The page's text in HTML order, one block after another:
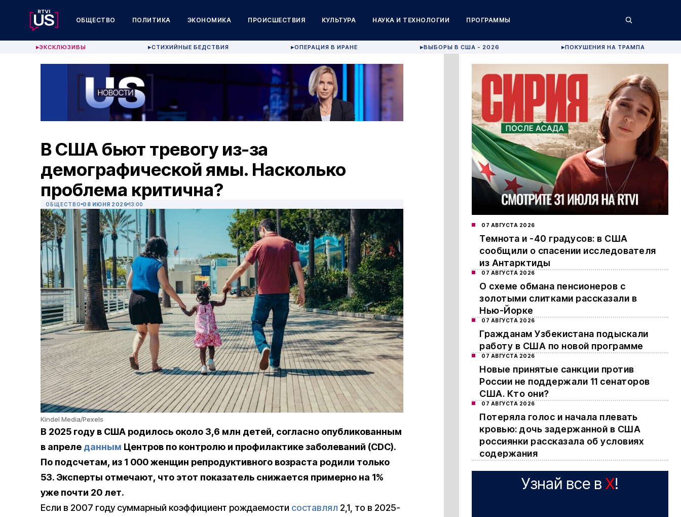
ОБЩЕСТВО ПОЛИТИКА ЭКОНОМИКА ПРОИСШЕСТВИЯ КУЛЬТУРА НАУКА И ТЕХНОЛОГИИ ПРОГРАММЫ
▶ЭКСКЛЮЗИВЫ ▶СТИХИЙНЫЕ БЕДСТВИЯ ▶ОПЕРАЦИЯ В ИРАНЕ ▶ВЫБОРЫ В США - 2026 ▶ПОКУШЕНИЯ НА ТРАМПА
В США бьют тревогу из-за
демографической ямы. Насколько
проблема критична?
ОБЩЕСТВО 08 ИЮНЯ 2026 13:00
Kindel Media/Pexels
В 2025 году в США родилось около 3,6 млн детей, согласно опубликованным
в апреле данным Центров по контролю и профилактике заболеваний (CDC).
По подсчетам, из 1 000 женщин репродуктивного возраста родили только
53. Эксперты отмечают, что этот показатель снижается примерно на 1%
уже почти 20 лет.
Если в 2007 году суммарный коэффициент рождаемости составлял 2,1, то в 2025-
07 АВГУСТА 2026
Темнота и -40 градусов: в США
сообщили о спасении исследователя
из Антарктиды
07 АВГУСТА 2026
О схеме обмана пенсионеров с
золотыми слитками рассказали в
Нью-Йорке
07 АВГУСТА 2026
Гражданам Узбекистана подыскали
работу в США по новой программе
07 АВГУСТА 2026
Новые принятые санкции против
России не поддержали 11 сенаторов
США. Кто они?
07 АВГУСТА 2026
Потеряла голос и начала плевать
кровью: дочь задержанной в США
россиянки рассказала об условиях
содержания
Узнай все в X!